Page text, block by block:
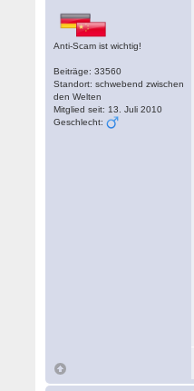
Anti-Scam ist wichtig!
Beiträge: 33560
Standort: schwebend zwischen
den Welten
Mitglied seit: 13. Juli 2010
Geschlecht: